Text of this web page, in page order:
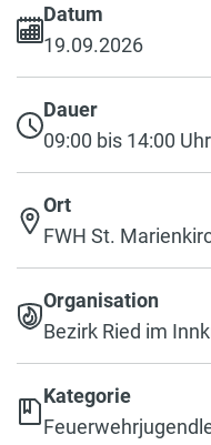
Datum
19.09.2026
Dauer
09:00 bis 14:00 Uhr
Ort
FWH St.
Organisation
Bezirk Ried im
Kategorie